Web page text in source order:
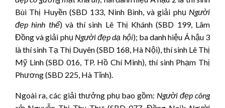
Bùi Thị Huyền (SBD 133, Ninh Bình, và giải phụ Người
đẹp hình thể) và thí sinh Lê Thị Khánh (SBD 199, Lâm
Đồng và giải phụ Người đẹp dạ hội); ba danh hiệu Á hậu 3
là thí sinh Tạ Thị Duyên (SBD 168, Hà Nội), thí sinh Lê Thị
Mỹ Linh (SBD 016, TP. Hồ Chí Minh), thí sinh Phạm Thị
Phương (SBD 225, Hà Tĩnh).
Ngoài ra, các giải thưởng phụ bao gồm: Người đẹp công